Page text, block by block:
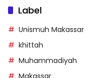
Label
Unismuh Makassar
khittah
Muhammadiyah
Makassar